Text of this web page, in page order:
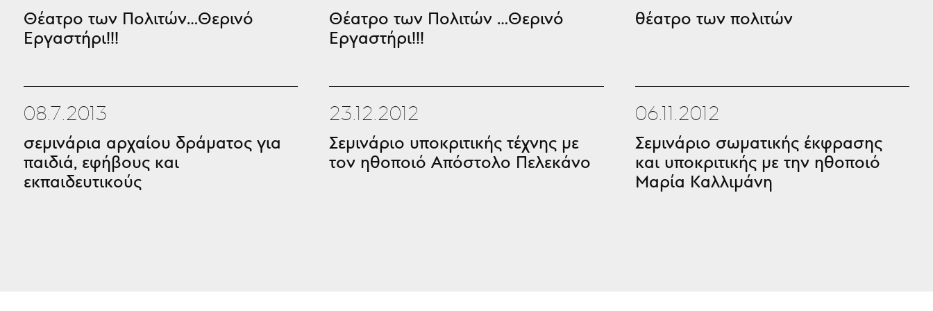
Θέατρο των Πολιτών…Θερινό
Εργαστήρι!!!
Θέατρο των Πολιτών …Θερινό
Εργαστήρι!!!
θέατρο των πολιτών
08.7.2013
σεμινάρια αρχαίου δράματος για
παιδιά, εφήβους και
εκπαιδευτικούς
23.12.2012
Σεμινάριο υποκριτικής τέχνης με
τον ηθοποιό Απόστολο Πελεκάνο
06.11.2012
Σεμινάριο σωματικής έκφρασης
και υποκριτικής με την ηθοποιό
Μαρία Καλλιμάνη